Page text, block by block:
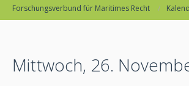
Forschungsverbund für Maritimes Recht
Mittwoch, 26.